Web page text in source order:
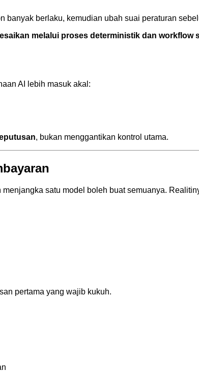
banyak berlaku, kemudian ubah suai peraturan
melalui proses deterministik dan workflow
AI lebih masuk akal:
, bukan menggantikan kontrol utama.
satu model boleh buat semuanya.
pertama yang wajib kukuh.